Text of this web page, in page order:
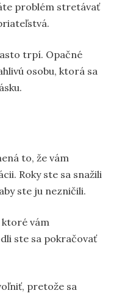
problém stretávať
trpí. Opačné
osobu, ktorá sa
to, že vám
Roky ste sa snažili
ste ju nezničili.
ktoré vám
ste sa pokračovať
pretože sa